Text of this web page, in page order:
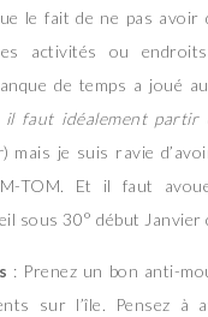
le fait de ne pas avoir
activités ou
de temps a joué
il faut idéalement partir
) mais je suis ravie
TOM. Et il faut
sous 30° début Janvier
: Prenez un bon anti-
sur l’île. Pensez à